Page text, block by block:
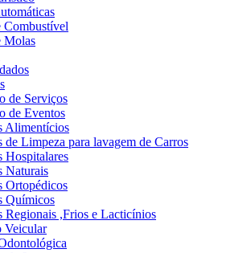
Combustível
Molas
de Serviços
de Eventos
Alimentícios
de Limpeza para lavagem de Carros
Hospitalares
Naturais
Ortopédicos
Químicos
Regionais ,Frios e Lacticínios
Veicular